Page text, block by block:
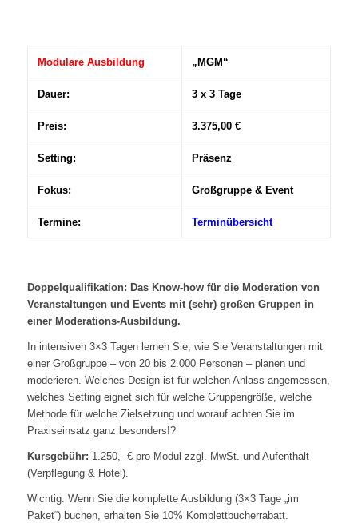
Modulare Ausbildung „MGM“
Dauer: 3 x 3 Tage
Preis: 3.375,00 €
Setting: Präsenz
Fokus: Großgruppe & Event
Termine: Terminübersicht
Doppelqualifikation: Das Know-how für die Moderation von
Veranstaltungen und Events mit (sehr) großen Gruppen in
einer Moderations-Ausbildung.
In intensiven 3×3 Tagen lernen Sie, wie Sie Veranstaltungen mit
einer Großgruppe – von 20 bis 2.000 Personen – planen und
moderieren. Welches Design ist für welchen Anlass angemessen,
welches Setting eignet sich für welche Gruppengröße, welche
Methode für welche Zielsetzung und worauf achten Sie im
Praxiseinsatz ganz besonders!?
Kursgebühr: 1.250,- € pro Modul zzgl. MwSt. und Aufenthalt
(Verpflegung & Hotel).
Wichtig: Wenn Sie die komplette Ausbildung (3×3 Tage „im
Paket“) buchen, erhalten Sie 10% Komplettbucherrabatt.